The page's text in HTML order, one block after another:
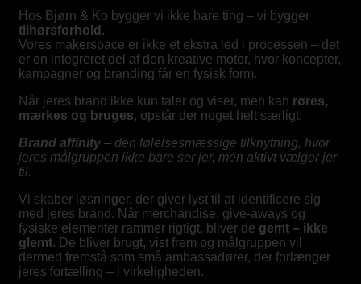
Hos Bjørn & Ko bygger vi ikke bare ting – vi bygger
tilhørsforhold .
Vores makerspace er ikke et ekstra led i processen – det
er en integreret del af den kreative motor, hvor koncepter,
kampagner og branding får en fysisk form.
Når jeres brand ikke kun taler og viser, men kan røres,
mærkes og bruges, opstår der noget helt særligt:
Brand affinity – den følelsesmæssige tilknytning, hvor
jeres målgruppen ikke bare ser jer, men aktivt vælger jer
til.
Vi skaber løsninger, der giver lyst til at identificere sig
med jeres brand. Når merchandise, give-aways og
fysiske elementer rammer rigtigt, bliver de gemt – ikke
glemt. De bliver brugt, vist frem og målgruppen vil
dermed fremstå som små ambassadører, der forlænger
jeres fortælling – i virkeligheden.